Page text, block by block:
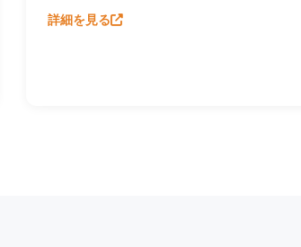
詳細を見る